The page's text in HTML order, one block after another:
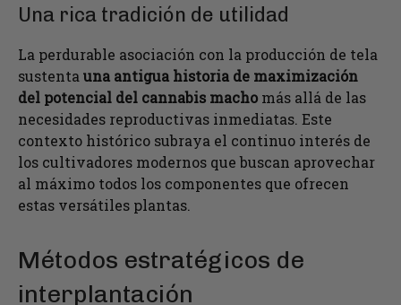
Una rica tradición de utilidad
La perdurable asociación con la producción de tela
sustenta una antigua historia de maximización
del potencial del cannabis macho más allá de las
necesidades reproductivas inmediatas. Este
contexto histórico subraya el continuo interés de
los cultivadores modernos que buscan aprovechar
al máximo todos los componentes que ofrecen
estas versátiles plantas.
Métodos estratégicos de
interplantación